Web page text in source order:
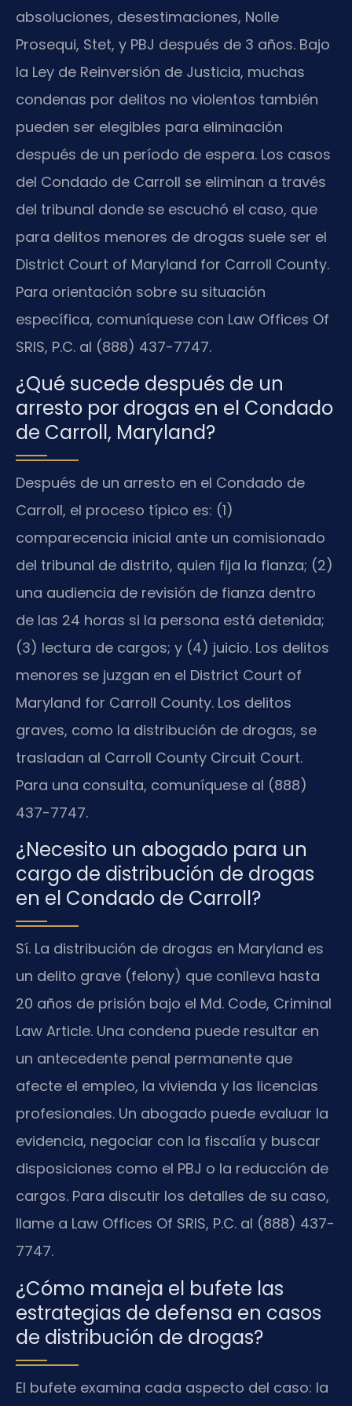
absoluciones, desestimaciones, Nolle
Prosequi, Stet, y PBJ después de 3 años. Bajo
la Ley de Reinversión de Justicia, muchas
condenas por delitos no violentos también
pueden ser elegibles para eliminación
después de un período de espera. Los casos
del Condado de Carroll se eliminan a través
del tribunal donde se escuchó el caso, que
para delitos menores de drogas suele ser el
District Court of Maryland for Carroll County.
Para orientación sobre su situación
específica, comuníquese con Law Offices Of
SRIS, P.C. al (888) 437-7747.
¿Qué sucede después de un
arresto por drogas en el Condado
de Carroll, Maryland?
Después de un arresto en el Condado de
Carroll, el proceso típico es: (1)
comparecencia inicial ante un comisionado
del tribunal de distrito, quien fija la fianza; (2)
una audiencia de revisión de fianza dentro
de las 24 horas si la persona está detenida;
(3) lectura de cargos; y (4) juicio. Los delitos
menores se juzgan en el District Court of
Maryland for Carroll County. Los delitos
graves, como la distribución de drogas, se
trasladan al Carroll County Circuit Court.
Para una consulta, comuníquese al (888)
437-7747.
¿Necesito un abogado para un
cargo de distribución de drogas
en el Condado de Carroll?
Sí. La distribución de drogas en Maryland es
un delito grave (felony) que conlleva hasta
20 años de prisión bajo el Md. Code, Criminal
Law Article. Una condena puede resultar en
un antecedente penal permanente que
afecte el empleo, la vivienda y las licencias
profesionales. Un abogado puede evaluar la
evidencia, negociar con la fiscalía y buscar
disposiciones como el PBJ o la reducción de
cargos. Para discutir los detalles de su caso,
llame a Law Offices Of SRIS, P.C. al (888) 437-
7747.
¿Cómo maneja el bufete las
estrategias de defensa en casos
de distribución de drogas?
El bufete examina cada aspecto del caso: la